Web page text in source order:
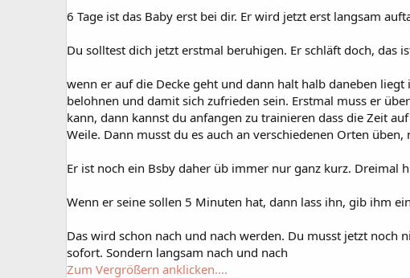
6 Tage ist das Baby erst bei dir. Er wird jetzt erst langsam
Du solltest dich jetzt erstmal beruhigen. Er schläft doch, das
wenn er auf die Decke geht und dann halt halb daneben
belohnen und damit sich zufrieden sein. Erstmal muss er
kann, dann kannst du anfangen zu trainieren dass die Zeit
Weile. Dann musst du es auch an verschiedenen Orten
Er ist noch ein Bsby daher üb immer nur ganz kurz. Dreimal
Wenn er seine sollen 5 Minuten hat, dann lass ihn, gib ihm
Das wird schon nach und nach werden. Du musst jetzt noch
sofort. Sondern langsam nach und nach
Zum Vergrößern anklicken....